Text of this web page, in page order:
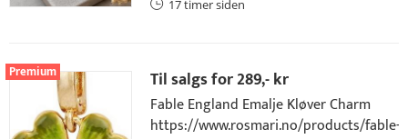
17 timer siden
Premium Til salgs for289,- kr
Fable England Emalje Kløver Charm
https://www.rosmari.no/products/fable-